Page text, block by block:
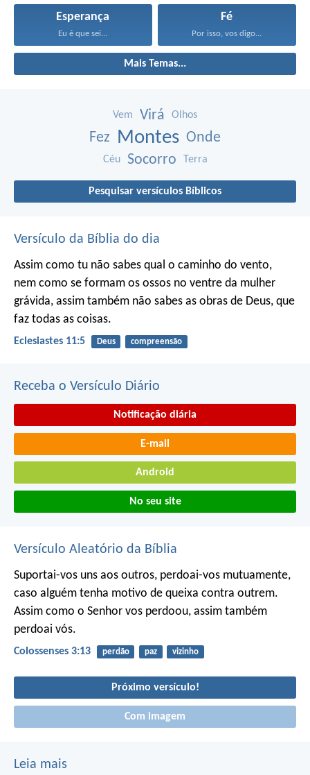
Esperança
Eu é que sei...
Fé
Por isso, vos digo...
Mais Temas...
Vem Virá Olhos
Fez Montes Onde
Céu Socorro Terra
Pesquisar versículos Bíblicos
Versículo da Bíblia do dia
Assim como tu não sabes qual o caminho do vento,
nem como se formam os ossos no ventre da mulher
grávida, assim também não sabes as obras de Deus, que
faz todas as coisas.
Eclesiastes 11:5 Deus compreensão
Receba o Versículo Diário
Notificação diária
E-mail
Android
No seu site
Versículo Aleatório da Bíblia
Suportai-vos uns aos outros, perdoai-vos mutuamente,
caso alguém tenha motivo de queixa contra outrem.
Assim como o Senhor vos perdoou, assim também
perdoai vós.
Colossenses 3:13 perdão paz vizinho
Próximo versículo!
Com imagem
Leia mais